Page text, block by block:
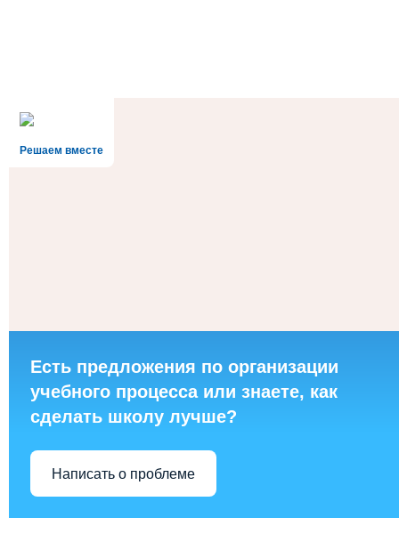
Решаем вместе
Есть предложения по организации
учебного процесса или знаете, как
сделать школу лучше?
Написать о проблеме